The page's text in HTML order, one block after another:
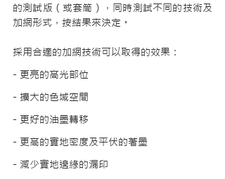
的測試版（或套筒），同時測試不同的技術及
加網形式，按結果來決定。
採用合適的加網技術可以取得的效果：
- 更亮的高光部位
- 擴大的色域空間
- 更好的油墨轉移
- 更高的實地密度及平伏的著墨
- 減少實地邊緣的漏印